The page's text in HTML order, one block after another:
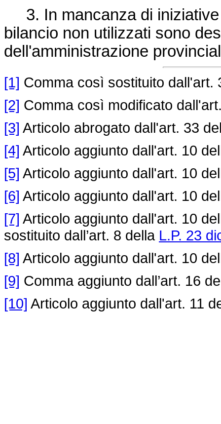
3. In mancanza di iniziative
bilancio non utilizzati sono
dell'amministrazione
[1] Comma così sostituito dall'art.
[2] Comma così modificato
[3] Articolo abrogato dall'art. 33
[4] Articolo aggiunto dall'art. 10
[5] Articolo aggiunto dall'art. 10
[6] Articolo aggiunto dall'art. 10
[7] Articolo aggiunto dall'art. 10
sostituito dall’art. 8 della L.P. 23
[8] Articolo aggiunto dall'art. 10
[9] Comma aggiunto dall’art. 16
[10] Articolo aggiunto dall'art. 11